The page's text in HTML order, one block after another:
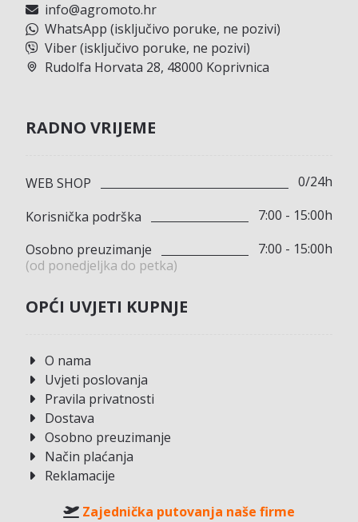
info@agromoto.hr
WhatsApp (isključivo poruke, ne pozivi)
Viber (isključivo poruke, ne pozivi)
Rudolfa Horvata 28, 48000 Koprivnica
RADNO VRIJEME
WEB SHOP
0/24h
Korisnička podrška
7:00 - 15:00h
Osobno preuzimanje
(od ponedjeljka do petka)
7:00 - 15:00h
OPĆI UVJETI KUPNJE
O nama
Uvjeti poslovanja
Pravila privatnosti
Dostava
Osobno preuzimanje
Način plaćanja
Reklamacije
Zajednička putovanja naše firme